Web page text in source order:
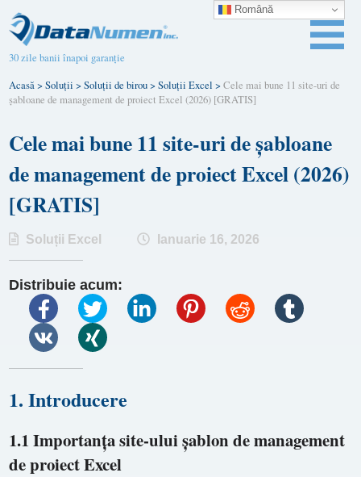
30 zile banii înapoi garanție
Acasă>Soluții >Soluții de birou>Soluții Excel >Cele mai bune 11 site-uri de
șabloane de management de proiect Excel (2026) [GRATIS]
Cele mai bune 11 site-uri de șabloane
de management de proiect Excel (2026)
[GRATIS]
Soluții Excel Ianuarie 16, 2026
Distribuie acum:
1. Introducere
1.1 Importanța site-ului șablon de management
de proiect Excel
Română